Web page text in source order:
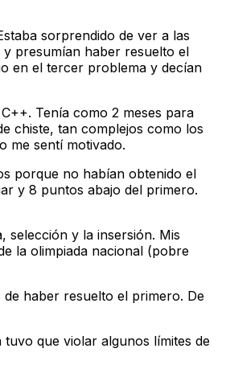
sorprendido de ver a las
presumían haber resuelto el
en el tercer problema y decían
Tenía como 2 meses para
chiste, tan complejos como los
me sentí motivado.
porque no habían obtenido el
y 8 puntos abajo del primero.
selección y la insersión. Mis
la olimpiada nacional (pobre
haber resuelto el primero. De
que violar algunos límites de